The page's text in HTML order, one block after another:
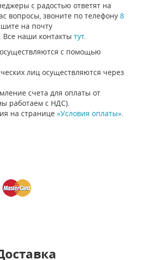
с радостью ответят на
вопросы, звоните по телефону 8
на почту
. Все наши контакты тут.
с помощью
лиц осуществляются через
счета для оплаты от
работаем с НДС).
на странице «Условия оплаты».